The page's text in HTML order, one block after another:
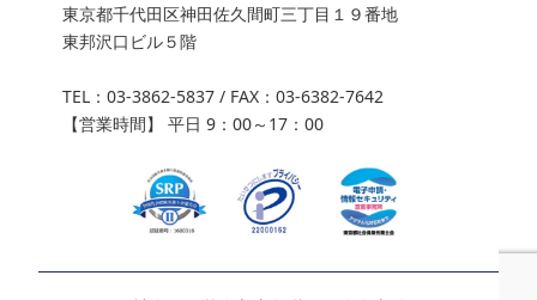
03-3862-5837
東京都千代田区神田佐久間町三丁目１９番地
東邦沢口ビル５階
TEL： 03-3862-5837 / FAX：03-6382-7642
【営業時間】 平日 9：00～17：00